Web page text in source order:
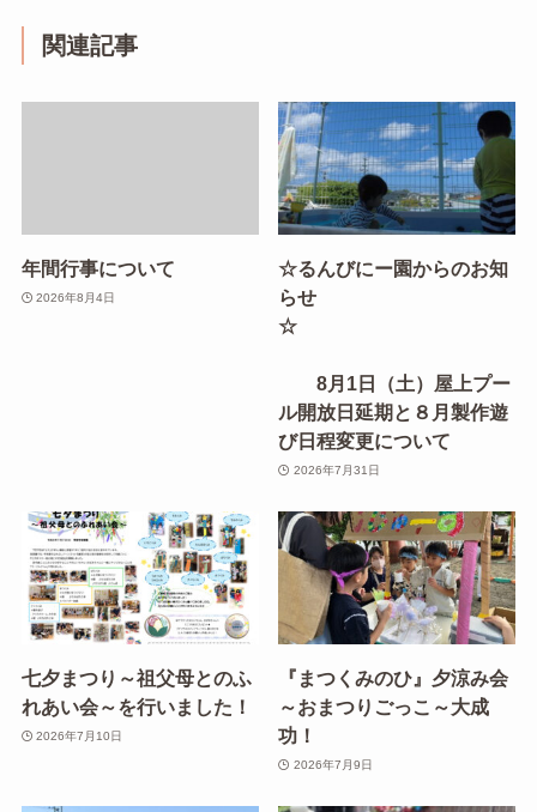
関連記事
年間行事について
2026年8月4日
☆るんびにー園からのお知
らせ
☆
8月1日（土）屋上プー
ル開放日延期と８月製作遊
び日程変更について
2026年7月31日
七夕まつり～祖父母とのふ
れあい会～を行いました！
2026年7月10日
『まつくみのひ』夕涼み会
～おまつりごっこ～大成
功！
2026年7月9日